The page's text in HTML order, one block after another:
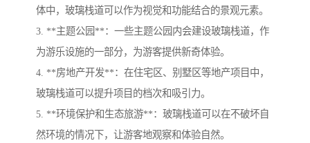
体中，玻璃栈道可以作为视觉和功能结合的景观元素。
3. **主题公园**：一些主题公园内会建设玻璃栈道，作
为游乐设施的一部分，为游客提供新奇体验。
4. **房地产开发**：在住宅区、别墅区等地产项目中，
玻璃栈道可以提升项目的档次和吸引力。
5. **环境保护和生态旅游**：玻璃栈道可以在不破坏自
然环境的情况下，让游客地观察和体验自然。